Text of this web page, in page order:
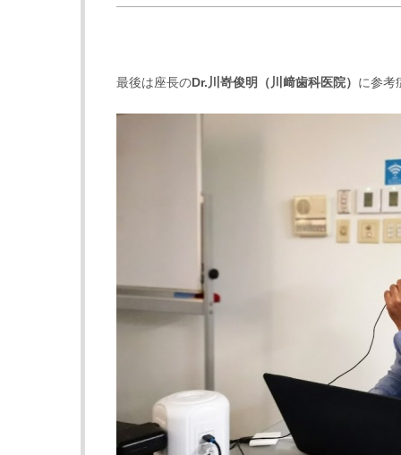
最後は座長のDr.川嵜俊明 （川﨑歯科医院） に参考